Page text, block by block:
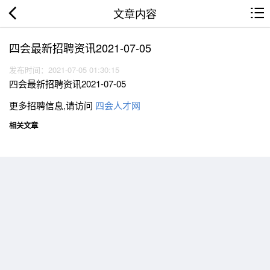
文章内容
四会最新招聘资讯2021-07-05
发布时间：2021-07-05 01:30:15
四会最新招聘资讯2021-07-05
更多招聘信息,请访问 四会人才网
相关文章